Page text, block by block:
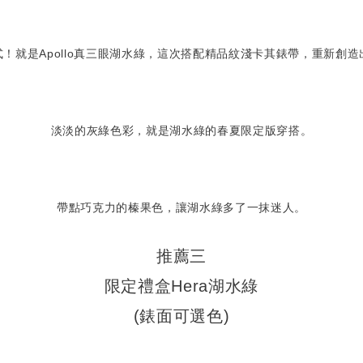
就是Apollo真三眼湖水綠，這次搭配精品紋淺卡其錶帶，重新創造
淡淡的灰綠色彩，就是湖水綠的春夏限定版穿搭。
帶點巧克力的榛果色，讓湖水綠多了一抹迷人。
推薦三
限定禮盒Hera湖水綠
(錶面可選色)